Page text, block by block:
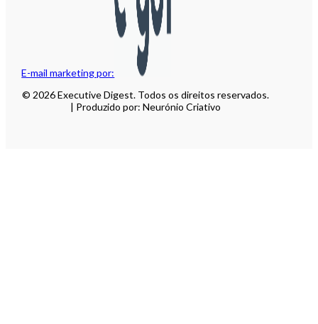
E-mail marketing por:
© 2026 Executive Digest. Todos os direitos reservados.
| Produzido por: Neurónio Criativo